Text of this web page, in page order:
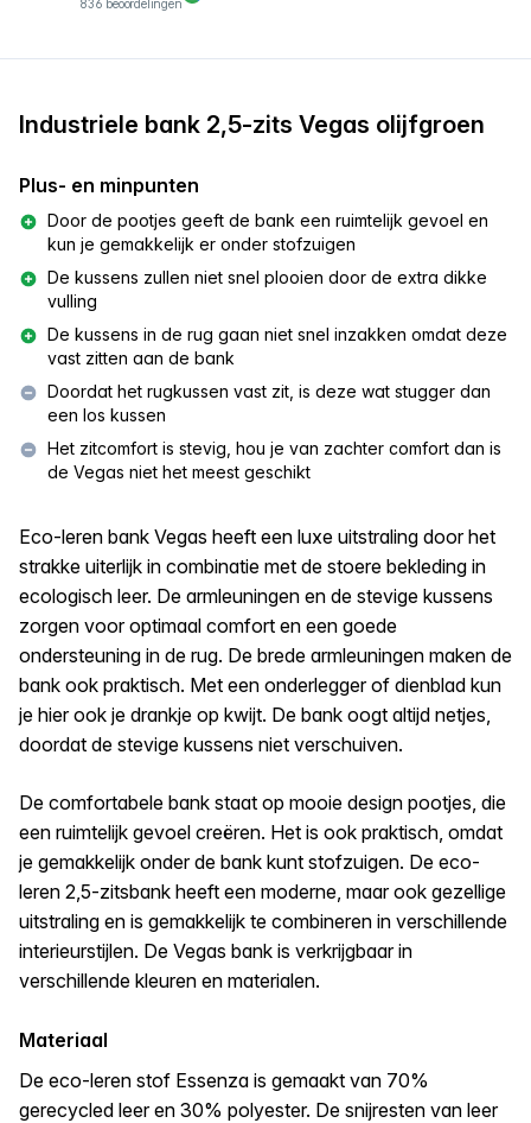
836 beoordelingen
Industriele bank 2,5-zits Vegas olijfgroen
Plus- en minpunten
Door de pootjes geeft de bank een ruimtelijk gevoel en
kun je gemakkelijk er onder stofzuigen
De kussens zullen niet snel plooien door de extra dikke
vulling
De kussens in de rug gaan niet snel inzakken omdat deze
vast zitten aan de bank
Doordat het rugkussen vast zit, is deze wat stugger dan
een los kussen
Het zitcomfort is stevig, hou je van zachter comfort dan is
de Vegas niet het meest geschikt
Eco-leren bank Vegas heeft een luxe uitstraling door het
strakke uiterlijk in combinatie met de stoere bekleding in
ecologisch leer. De armleuningen en de stevige kussens
zorgen voor optimaal comfort en een goede
ondersteuning in de rug. De brede armleuningen maken de
bank ook praktisch. Met een onderlegger of dienblad kun
je hier ook je drankje op kwijt. De bank oogt altijd netjes,
doordat de stevige kussens niet verschuiven.
De comfortabele bank staat op mooie design pootjes, die
een ruimtelijk gevoel creëren. Het is ook praktisch, omdat
je gemakkelijk onder de bank kunt stofzuigen. De eco-
leren 2,5-zitsbank heeft een moderne, maar ook gezellige
uitstraling en is gemakkelijk te combineren in verschillende
interieurstijlen. De Vegas bank is verkrijgbaar in
verschillende kleuren en materialen.
Materiaal
De eco-leren stof Essenza is gemaakt van 70%
gerecycled leer en 30% polyester. De snijresten van leer